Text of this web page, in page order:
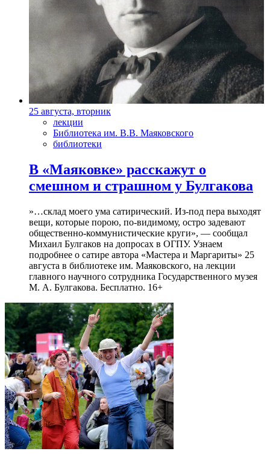
25 августа, вторник
лекции
Библиотека им. В.В. Маяковского
библиотеки
В «Маяковке» расскажут о
смешном и страшном у Булгакова
»…склад моего ума сатирический. Из-под пера выходят
вещи, которые порою, по-видимому, остро задевают
общественно-коммунистические круги», — сообщал
Михаил Булгаков на допросах в ОГПУ. Узнаем
подробнее о сатире автора «Мастера и Маргариты» 25
августа в библиотеке им. Маяковского, на лекции
главного научного сотрудника Государственного музея
М. А. Булгакова. Бесплатно. 16+